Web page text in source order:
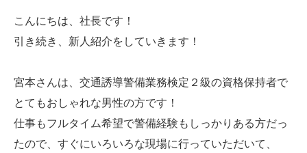
こんにちは、社長です！
引き続き、新人紹介をしていきます！
宮本さんは、交通誘導警備業務検定２級の資格保持者で
とてもおしゃれな男性の方です！
仕事もフルタイム希望で警備経験もしっかりある方だっ
たので、すぐにいろいろな現場に行っていただいて、